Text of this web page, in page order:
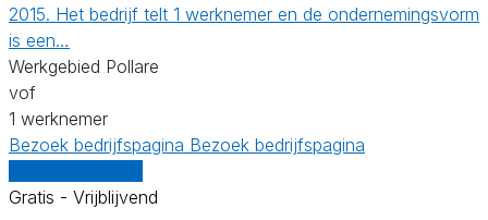
2015. Het bedrijf telt 1 werknemer en de ondernemingsvorm
is een…
Werkgebied Pollare
vof
1 werknemer
Bezoek bedrijfspagina Bezoek bedrijfspagina
Gratis - Vrijblijvend